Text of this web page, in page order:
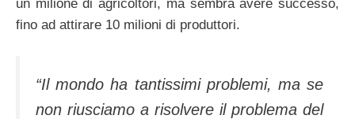
un milione di agricoltori, ma sembra avere successo,
fino ad attirare 10 milioni di produttori.
“Il mondo ha tantissimi problemi, ma se
non riusciamo a risolvere il problema del